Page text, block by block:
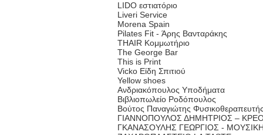
LIDO εστιατόριο
Liveri Service
Morena Spain
Pilates Fit - Άρης Βανταράκης
THAIR Κομμωτήριο
The George Bar
This is Print
Vicko Είδη Σπιτιού
Yellow shoes
Ανδριακόπουλος Υποδήματα
Βιβλιοπωλείο Ροδόπουλος
Βούτος Παναγιώτης
ΓΙΑΝΝΟΠΟΥΛΟΣ ΔΗΜΗΤΡΙΟΣ –
ΓΚΑΝΑΣΟΥΛΗΣ ΓΕΩΡΓΙΟΣ -